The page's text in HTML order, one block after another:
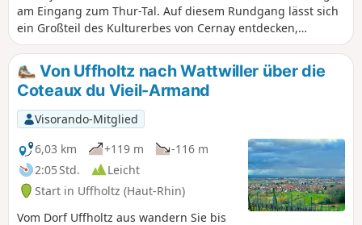
am Eingang zum Thur-Tal. Auf diesem Rundgang lässt sich
ein Großteil des Kulturerbes von Cernay entdecken,
ausgehend vom historischen Stadtzentrum. Die Wanderung
beginnt in Richtung der Kirche Saint-Étienne und führt
anschließend in die Vororte, die von der industriellen
Vergangenheit der Stadt zeugen. Die Route führt dann hin
und her zwischen den Vororten und der Stadt, um
möglichst viele historische und kulturelle Orte zu
entdecken.
Von Uffholtz nach Wattwiller über die
Coteaux du Vieil-Armand
Visorando-Mitglied
6,03 km
+119 m
-116 m
2:05 Std.
Leicht
Start in Uffholtz (Haut-Rhin)
Vom Dorf Uffholtz aus wandern Sie bis